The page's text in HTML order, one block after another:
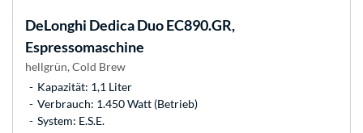
DeLonghi Dedica Duo EC890.GR,
Espressomaschine
hellgrün, Cold Brew
Kapazität: 1,1 Liter
Verbrauch: 1.450 Watt (Betrieb)
System: E.S.E.